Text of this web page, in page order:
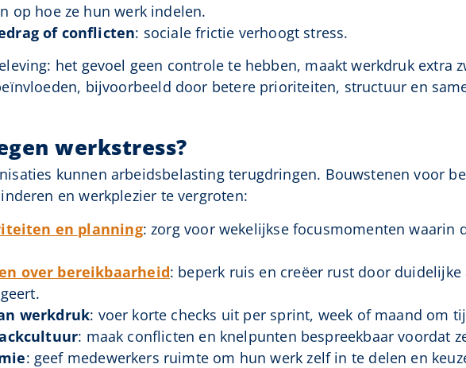
op hoe ze hun werk indelen.
of conflicten: sociale frictie verhoogt stress.
het gevoel geen controle te hebben, maakt werkdruk extra
bijvoorbeeld door betere prioriteiten, structuur en
werkstress?
kunnen arbeidsbelasting terugdringen. Bouwstenen voor
en werkplezier te vergroten:
en planning: zorg voor wekelijkse focusmomenten waarin
over bereikbaarheid: beperk ruis en creëer rust door
werkdruk: voer korte checks uit per sprint, week of maand om
: maak conflicten en knelpunten bespreekbaar voordat
: geef medewerkers ruimte om hun werk zelf in te delen en